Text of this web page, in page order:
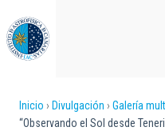
al
contenido
principal
Sobrescribir
Inicio Divulgación Galería
“Observando el Sol desde